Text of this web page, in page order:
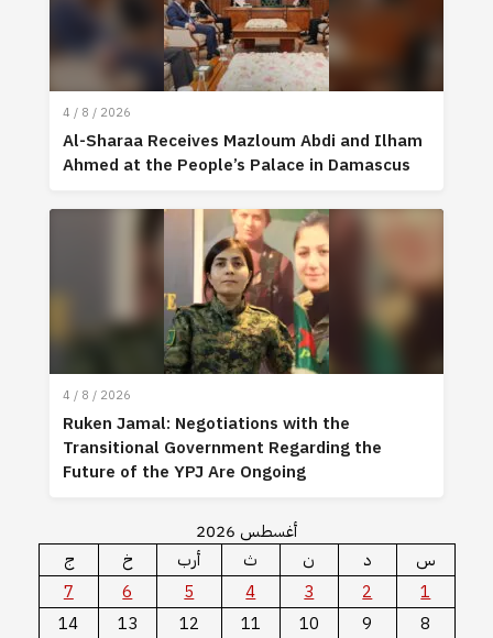
4 / 8 / 2026
Al-Sharaa Receives Mazloum Abdi and Ilham
Ahmed at the People’s Palace in Damascus
4 / 8 / 2026
Ruken Jamal: Negotiations with the
Transitional Government Regarding the
Future of the YPJ Are Ongoing
أغسطس 2026
س
د ن ث أرب خ
ج
1
2
3
4
5
6
7
8
9
10
11
12
13
14